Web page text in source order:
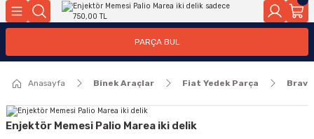
PARÇA BUL
Anasayfa Binek Araçlar Fiat Yedek Parça Brava
Enjektör Memesi Palio Marea iki delik